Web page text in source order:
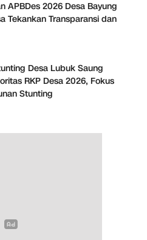
APBDes 2026 Desa Bayung
Tekankan Transparansi dan
Desa Lubuk Saung
RKP Desa 2026, Fokus
Stunting